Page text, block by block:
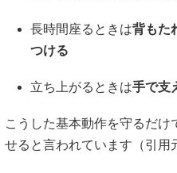
長時間座るときは背もた
つける
立ち上がるときは手で支
こうした基本動作を守るだけ
せると言われています（引用